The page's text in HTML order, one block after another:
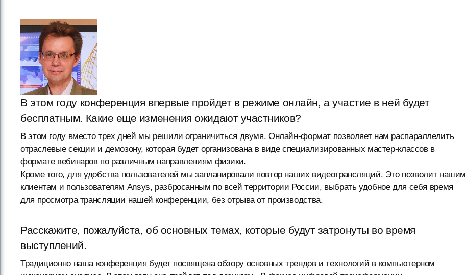
В этом году конференция впервые пройдет в режиме онлайн, а участие в ней будет
бесплатным. Какие еще изменения ожидают участников?
В этом году вместо трех дней мы решили ограничиться двумя. Онлайн-формат позволяет нам распараллелить
отраслевые секции и демозону, которая будет организована в виде специализированных мастер-классов в
формате вебинаров по различным направлениям физики.
Кроме того, для удобства пользователей мы запланировали повтор наших видеотрансляций. Это позволит нашим
клиентам и пользователям Ansys, разбросанным по всей территории России, выбрать удобное для себя время
для просмотра трансляции нашей конференции, без отрыва от производства.
Расскажите, пожалуйста, об основных темах, которые будут затронуты во время
выступлений.
Традиционно наша конференция будет посвящена обзору основных трендов и технологий в компьютерном